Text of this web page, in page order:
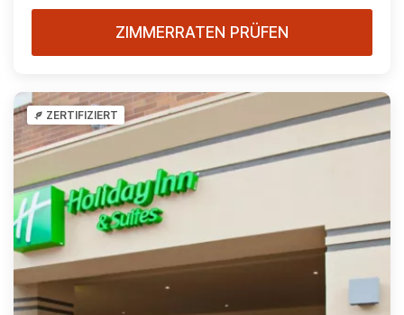
ZIMMERRATEN PRÜFEN
ZERTIFIZIERT